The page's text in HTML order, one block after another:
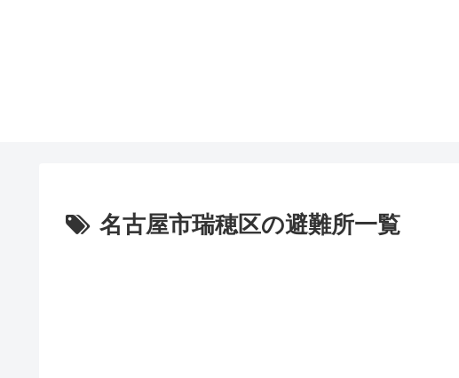
名古屋市瑞穂区の避難所一覧